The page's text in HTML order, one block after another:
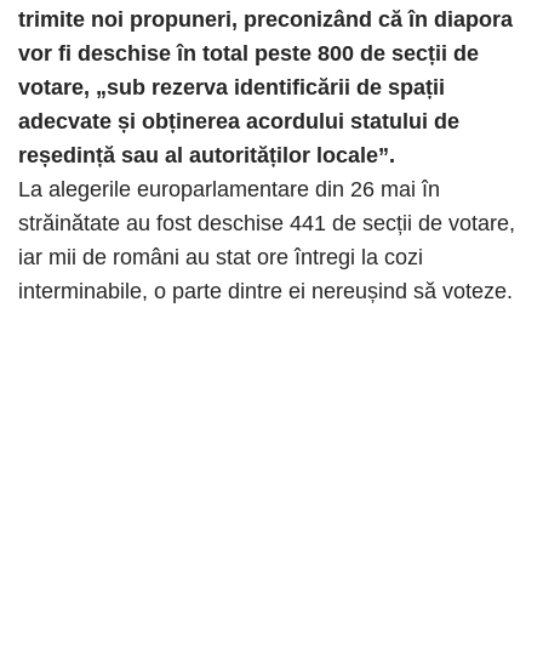
trimite noi propuneri, preconizând că în diapora
vor fi deschise în total peste 800 de secții de
votare, „sub rezerva identificării de spații
adecvate și obținerea acordului statului de
reședință sau al autorităților locale”.
La alegerile europarlamentare din 26 mai în
străinătate au fost deschise 441 de secții de votare,
iar mii de români au stat ore întregi la cozi
interminabile, o parte dintre ei nereușind să voteze.